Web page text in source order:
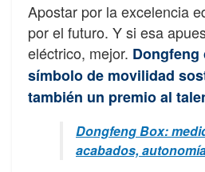
Apostar por la excelencia
por el futuro. Y si esa
eléctrico, mejor. Dongfeng
símbolo de movilidad
también un premio al
Dongfeng Box:
acabados,